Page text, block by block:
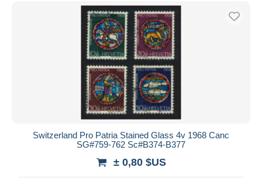
Uniquement en réduction
Livraison gratuite
Méthodes de paiement
PayPal
Virement bancaire
Mastercard
iDeal
Switzerland Pro Patria Stained Glass 4v 1968 Canc
SG#759-762 Sc#B374-B377
± 0,80 $US